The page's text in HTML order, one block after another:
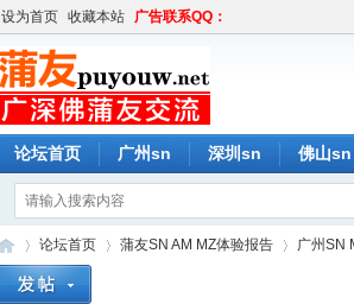
设为首页 收藏本站 广告联系QQ：
论坛首页 广州sn 深圳sn 佛山sn
论坛首页 蒲友SN AM MZ体验报告 广州SN